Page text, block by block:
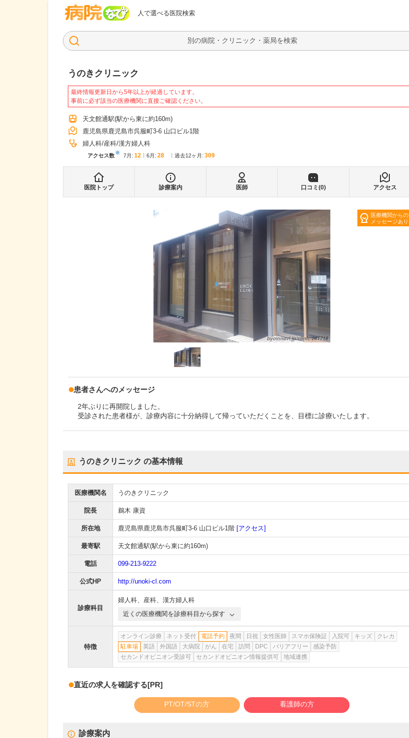
人で選べる医院検索
病院なび
検索
うのきクリニック
最終情報更新日から5年以上が経過しています。
事前に必ず該当の医療機関に直接ご確認ください。
天文館通駅(駅から東に約160m)
鹿児島県鹿児島市呉服町3-6 山口ビル1階
婦人科 産科 漢方婦人科
アクセス数※ 7月 : 12 6月 : 28 過去12ヶ月: 309
医院トップ 診療案内 医師 口コミ(0) アクセス
医療機関からの
メッセージあり
患者さんへのメッセージ
2年ぶりに再開院しました。
受診された患者様が、診療内容に十分納得して帰っていただくことを、目標に診療いたします。
うのきクリニック の基本情報
医療機関名 うのきクリニック
院長 鵜木 康資
所在地 鹿児島県鹿児島市呉服町3-6 山口ビル1階 [アクセス]
最寄駅 天文館通駅(駅から東に約160m)
電話 099-213-9222
公式HP http://unoki-cl.com
診療科目
婦人科、 産科、 漢方婦人科
近くの医療機関を診療科目から探す
特徴
オンライン診療 ネット受付 電話予約 夜間 日祝 女性医師 スマホ保険証 入院可 キッズ
クレカ
駐車場
英語 外国語 大病院 がん 在宅 訪問 DPC バリアフリー
感染予防
セカンドオピニオン受診可
セカンドオピニオン情報提供可 地域連携
直近の求人を確認する[PR]
PT/OT/STの方 看護師の方
診療案内